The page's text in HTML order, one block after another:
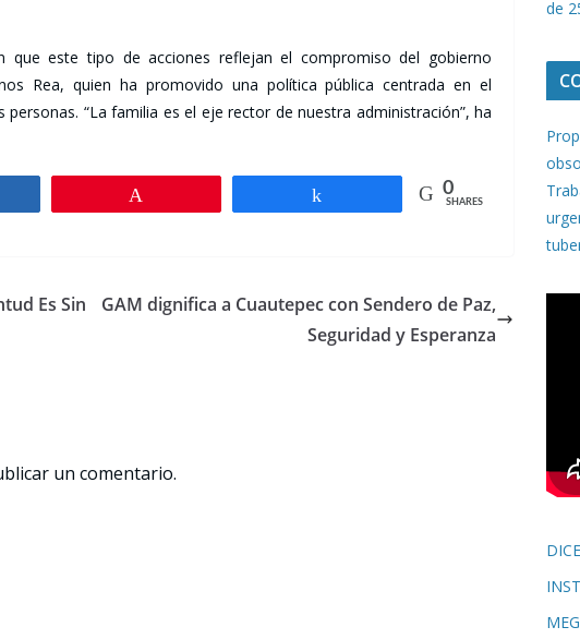
que este tipo de acciones reflejan el compromiso del gobierno
Rea, quien ha promovido una política pública centrada en el
“La familia es el eje rector de nuestra administración”, ha
0
SHARES
Es Sin
GAM dignifica a Cuautepec con Sendero de Paz,
Seguridad y Esperanza
un comentario.
de